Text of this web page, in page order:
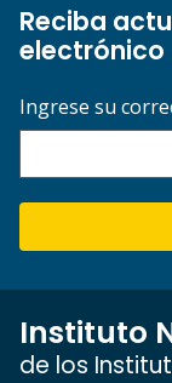
Reciba
electrónico
Ingrese su
Instituto
de los